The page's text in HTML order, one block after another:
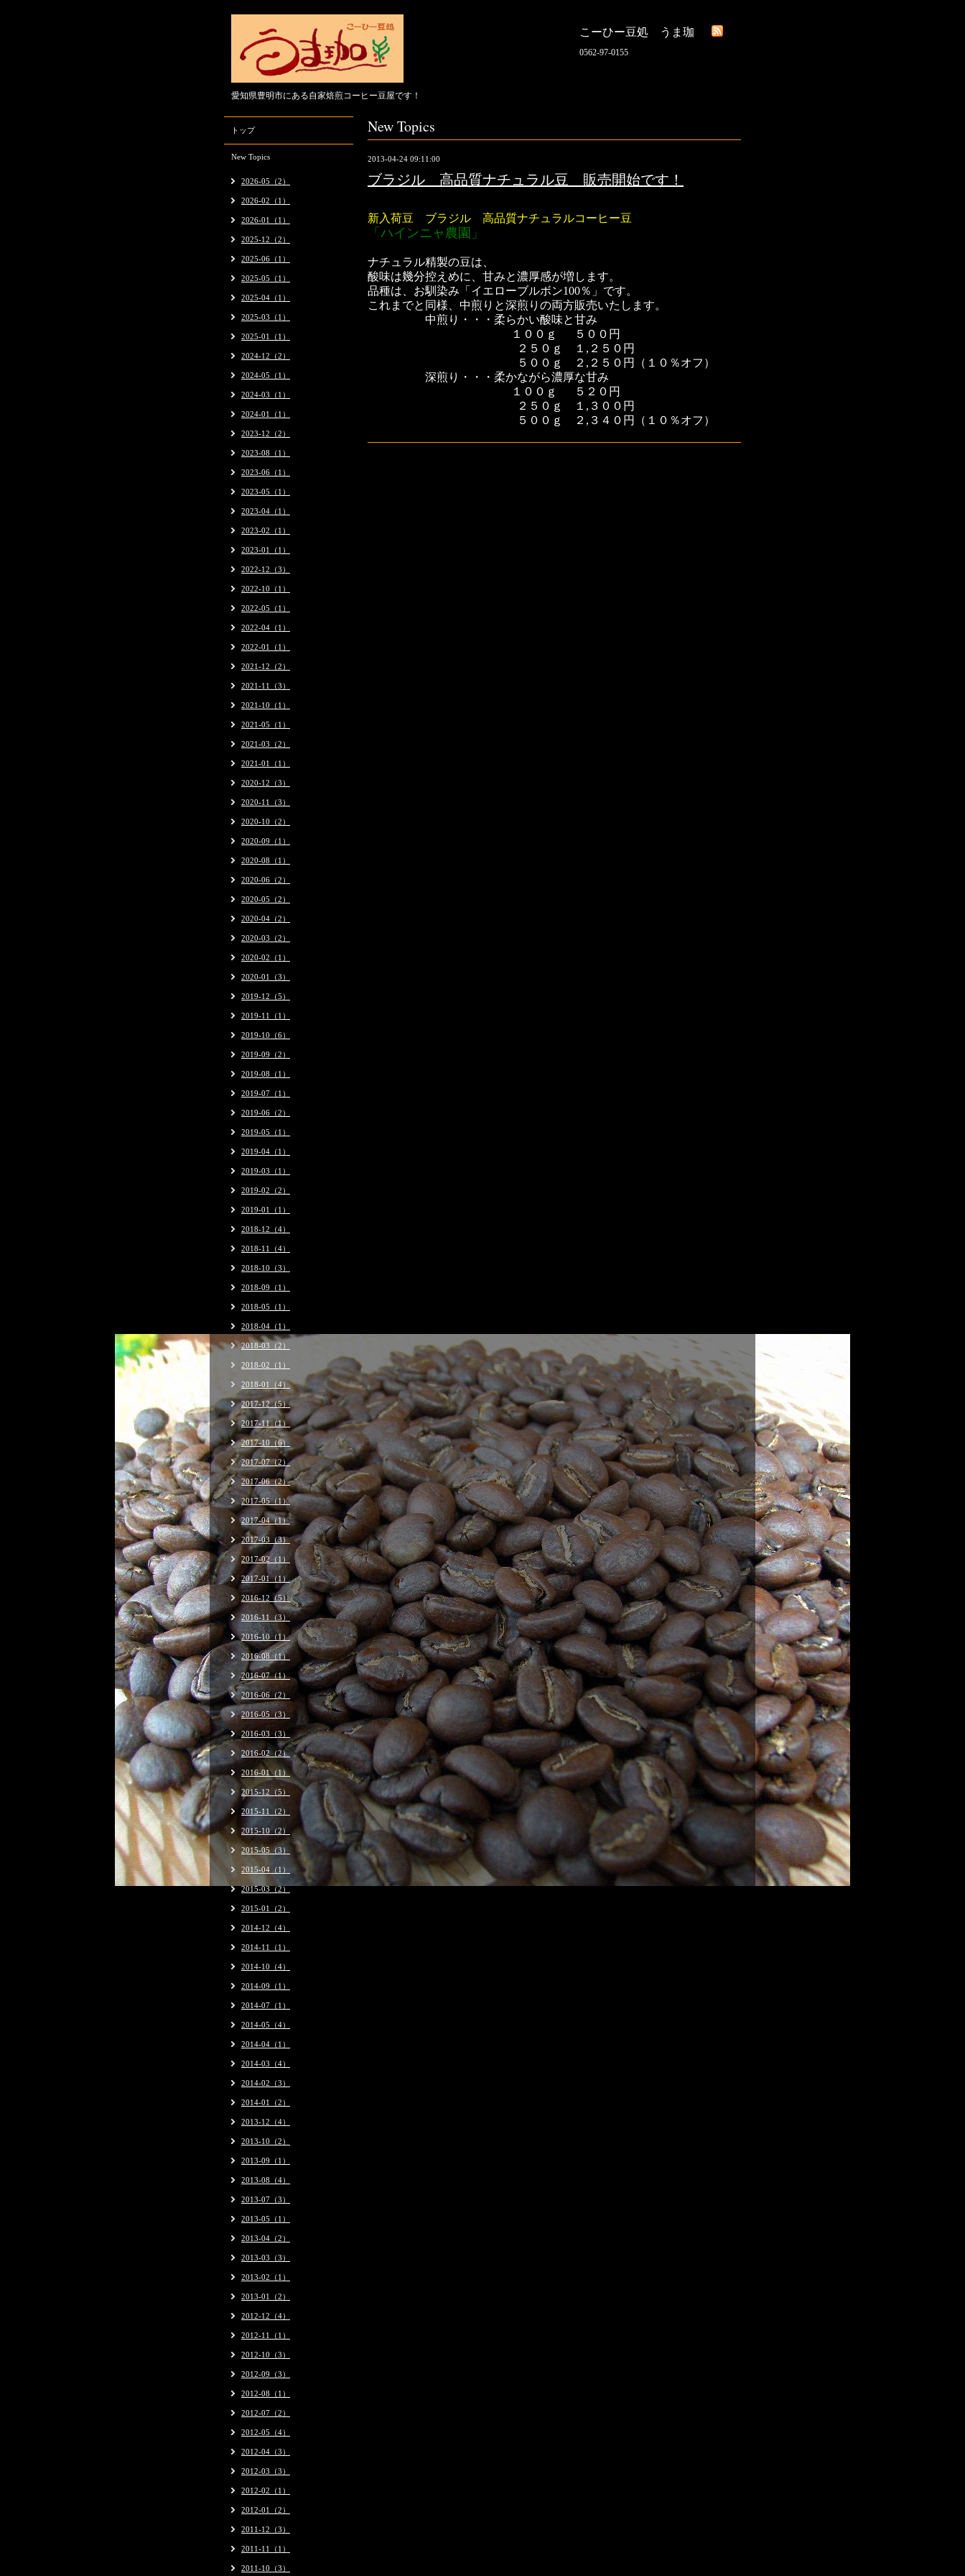
こーひー豆処 うま珈
0562-97-0155
愛知県豊明市にある自家焙煎コーヒー豆屋です！
New Topics
2013-04-24 09:11:00
ブラジル 高品質ナチュラル豆 販売開始です！
新入荷豆 ブラジル 高品質ナチュラルコーヒー豆
「ハインニャ農園」
ナチュラル精製の豆は、
酸味は幾分控えめに、 甘みと濃厚感が増します。
品種は、お馴染み「イエローブルボン100％」です。
これまでと同様、中煎りと深煎りの両方販売いたします。
中煎り・・・柔らかい酸味と甘み
１００ｇ ５００円
２５０ｇ １,２５０円
５００ｇ ２,２５０円（１０％オフ）
深煎り・・・柔かながら濃厚な甘み
１００ｇ ５２０円
２５０ｇ １,３００円
５００ｇ ２,３４０円（１０％オフ）
トップ
New Topics
2026-05（2）
2026-02（1）
2026-01（1）
2025-12（2）
2025-06（1）
2025-05（1）
2025-04（1）
2025-03（1）
2025-01（1）
2024-12（2）
2024-05（1）
2024-03（1）
2024-01（1）
2023-12（2）
2023-08（1）
2023-06（1）
2023-05（1）
2023-04（1）
2023-02（1）
2023-01（1）
2022-12（3）
2022-10（1）
2022-05（1）
2022-04（1）
2022-01（1）
2021-12（2）
2021-11（3）
2021-10（1）
2021-05（1）
2021-03（2）
2021-01（1）
2020-12（3）
2020-11（3）
2020-10（2）
2020-09（1）
2020-08（1）
2020-06（2）
2020-05（2）
2020-04（2）
2020-03（2）
2020-02（1）
2020-01（3）
2019-12（5）
2019-11（1）
2019-10（6）
2019-09（2）
2019-08（1）
2019-07（1）
2019-06（2）
2019-05（1）
2019-04（1）
2019-03（1）
2019-02（2）
2019-01（1）
2018-12（4）
2018-11（4）
2018-10（3）
2018-09（1）
2018-05（1）
2018-04（1）
2018-03（2）
2018-02（1）
2018-01（4）
2017-12（5）
2017-11（1）
2017-10（6）
2017-07（2）
2017-06（2）
2017-05（1）
2017-04（1）
2017-03（3）
2017-02（1）
2017-01（1）
2016-12（5）
2016-11（3）
2016-10（1）
2016-08（1）
2016-07（1）
2016-06（2）
2016-05（3）
2016-03（3）
2016-02（2）
2016-01（1）
2015-12（5）
2015-11（2）
2015-10（2）
2015-05（3）
2015-04（1）
2015-03（2）
2015-01（2）
2014-12（4）
2014-11（1）
2014-10（4）
2014-09（1）
2014-07（1）
2014-05（4）
2014-04（1）
2014-03（4）
2014-02（3）
2014-01（2）
2013-12（4）
2013-10（2）
2013-09（1）
2013-08（4）
2013-07（3）
2013-05（1）
2013-04（2）
2013-03（3）
2013-02（1）
2013-01（2）
2012-12（4）
2012-11（1）
2012-10（3）
2012-09（3）
2012-08（1）
2012-07（2）
2012-05（4）
2012-04（3）
2012-03（3）
2012-02（1）
2012-01（2）
2011-12（3）
2011-11（1）
2011-10（3）